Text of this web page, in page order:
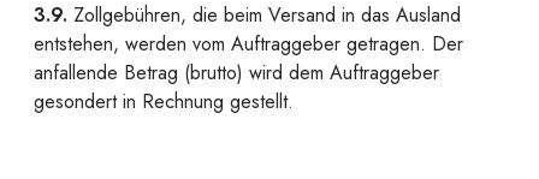
3.9. Zollgebühren, die beim Versand in das Ausland
entstehen, werden vom Auftraggeber getragen. Der
anfallende Betrag (brutto) wird dem Auftraggeber
gesondert in Rechnung gestellt.